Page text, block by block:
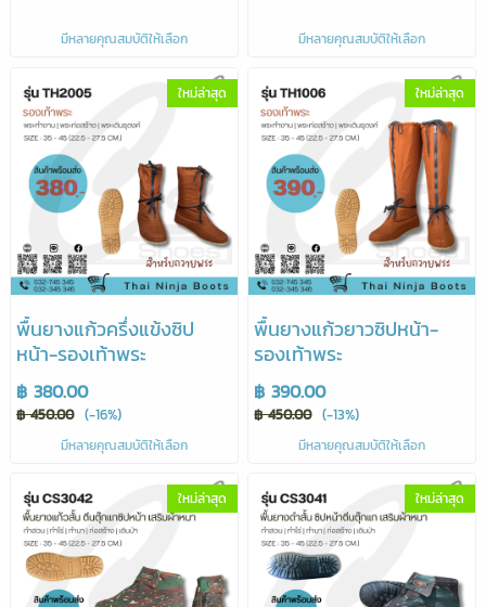
มีหลายคุณสมบัติให้เลือก มีหลายคุณสมบัติให้เลือก
ใหม่ล่าสุด
พื้นยางแก้วครึ่งแข้งซิป
หน้า-รองเท้าพระ
฿ 380.00
฿ 450.00 (-16%)
มีหลายคุณสมบัติให้เลือก
ใหม่ล่าสุด
พื้นยางแก้วยาวซิปหน้า-
รองเท้าพระ
฿ 390.00
฿ 450.00 (-13%)
มีหลายคุณสมบัติให้เลือก
ใหม่ล่าสุด ใหม่ล่าสุด